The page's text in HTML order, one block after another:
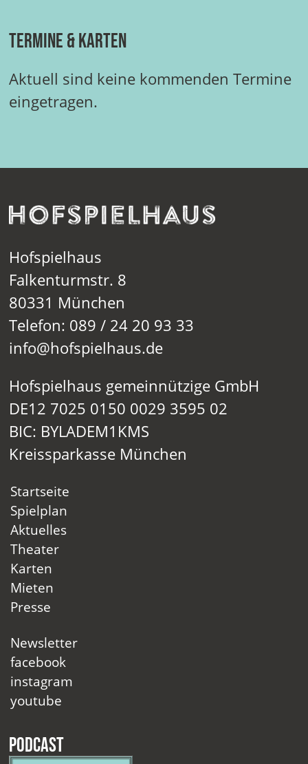
Termine & Karten
Aktuell sind keine kommenden Termine
eingetragen.
Hofspielhaus
Falkenturmstr. 8
80331 München
Telefon: 089 / 24 20 93 33
info@hofspielhaus.de
Hofspielhaus gemeinnützige GmbH
DE12 7025 0150 0029 3595 02
BIC: BYLADEM1KMS
Kreissparkasse München
Startseite
Spielplan
Aktuelles
Theater
Karten
Mieten
Presse
Newsletter
facebook
instagram
youtube
Podcast